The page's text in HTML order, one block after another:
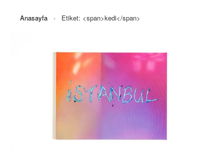
Anasayfa › Etiket: <span>kedi</span>